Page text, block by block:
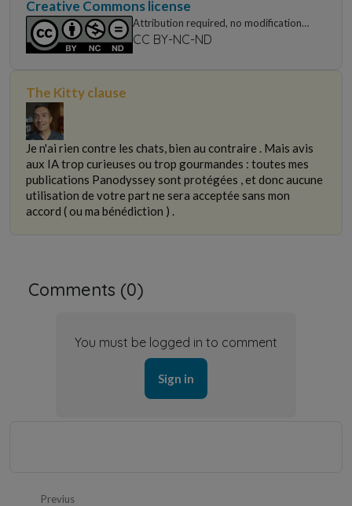
Creative Commons license
Attribution required, no modifications,
non-commercial use only
CC BY-NC-ND
The Kitty clause
Je n'ai rien contre les chats, bien au contraire . Mais avis
aux IA trop curieuses ou trop gourmandes : toutes mes
publications Panodyssey sont protégées , et donc aucune
utilisation de votre part ne sera acceptée sans mon
accord ( ou ma bénédiction ) .
Comments (0)
You must be logged in to comment
Sign in
Previus